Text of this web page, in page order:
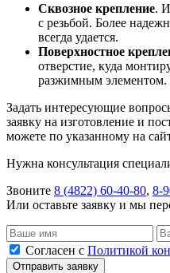
Сквозное крепление.
с резьбой. Более
всегда удается.
Поверхностное
отверстие, куда
разжимным элементом.
Задать интересующие
заявку на изготовление и
можете по указанному на
Нужна консультация
Звоните 8 (4822) 60-40-80, 8-
Или оставьте заявку и мы
Согласен с Политикой
Отправить заявку